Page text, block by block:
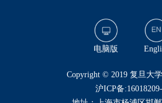
电脑版
​Copyright © 2019 复旦大
沪ICP备